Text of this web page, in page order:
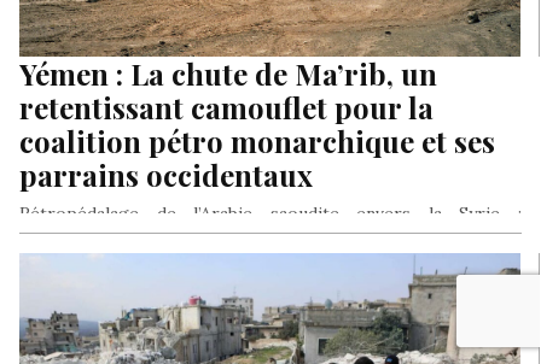
Yémen : La chute de Ma’rib, un
retentissant camouflet pour la
coalition pétro monarchique et ses
parrains occidentaux
Rétropédalage de l’Arabie saoudite envers la Syrie :
L’Arabisme, meilleur antidote à l’extrémisme islamique. Vers
une convergence entre Al Qaida…